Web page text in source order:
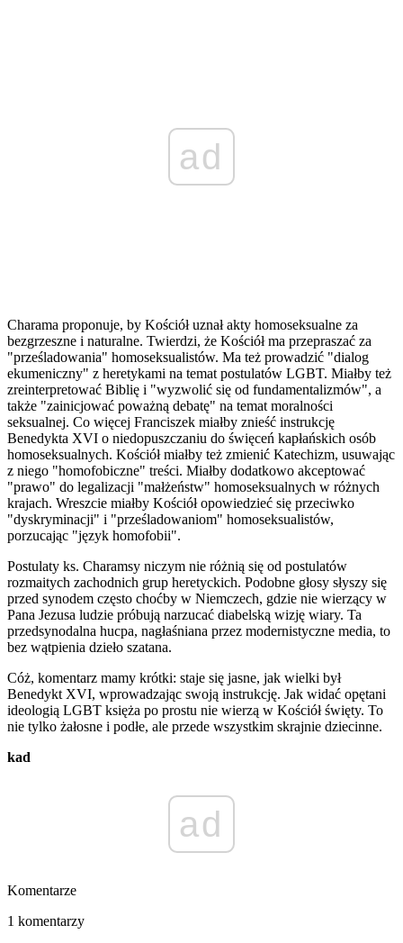
ad
Charama proponuje, by Kościół uznał akty homoseksualne za
bezgrzeszne i naturalne. Twierdzi, że Kościół ma przepraszać za
"prześladowania" homoseksualistów. Ma też prowadzić "dialog
ekumeniczny" z heretykami na temat postulatów LGBT. Miałby też
zreinterpretować Biblię i "wyzwolić się od fundamentalizmów", a
także "zainicjować poważną debatę" na temat moralności
seksualnej. Co więcej Franciszek miałby znieść instrukcję
Benedykta XVI o niedopuszczaniu do święceń kapłańskich osób
homoseksualnych. Kościół miałby też zmienić Katechizm, usuwając
z niego "homofobiczne" treści. Miałby dodatkowo akceptować
"prawo" do legalizacji "małżeństw" homoseksualnych w różnych
krajach. Wreszcie miałby Kościół opowiedzieć się przeciwko
"dyskryminacji" i "prześladowaniom" homoseksualistów,
porzucając "język homofobii".
Postulaty ks. Charamsy niczym nie różnią się od postulatów
rozmaitych zachodnich grup heretyckich. Podobne głosy słyszy się
przed synodem często choćby w Niemczech, gdzie nie wierzący w
Pana Jezusa ludzie próbują narzucać diabelską wizję wiary. Ta
przedsynodalna hucpa, nagłaśniana przez modernistyczne media, to
bez wątpienia dzieło szatana.
Cóż, komentarz mamy krótki: staje się jasne, jak wielki był
Benedykt XVI, wprowadzając swoją instrukcję. Jak widać opętani
ideologią LGBT księża po prostu nie wierzą w Kościół święty. To
nie tylko żałosne i podłe, ale przede wszystkim skrajnie dziecinne.
kad
ad
Komentarze
1 komentarzy